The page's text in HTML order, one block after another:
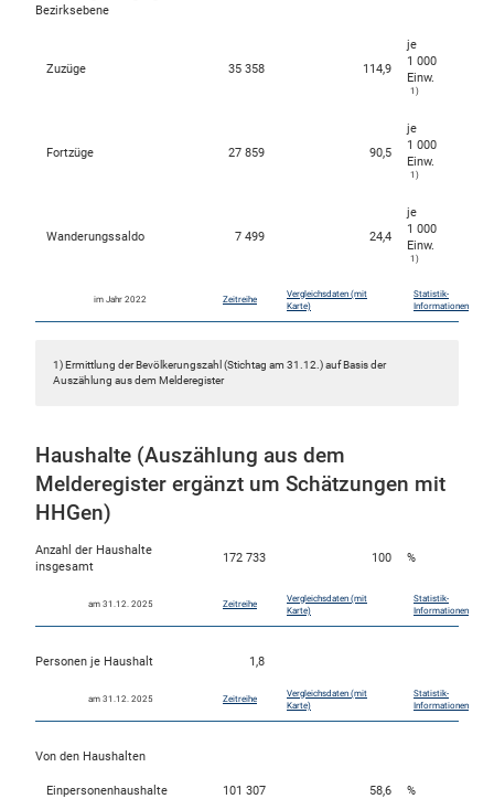
Bezirksebene
Zuzüge 35 358 114,9
je
1 000
Einw.
1)
Fortzüge 27 859 90,5
je
1 000
Einw.
1)
Wanderungssaldo 7 499 24,4
je
1 000
Einw.
1)
im Jahr 2022 Zeitreihe
Vergleichsdaten (mit
Karte)
Statistik-
Informationen
1) Ermittlung der Bevölkerungszahl (Stichtag am 31.12.) auf Basis der
Auszählung aus dem Melderegister
Haushalte (Auszählung aus dem
Melderegister ergänzt um Schätzungen mit
HHGen)
Anzahl der Haushalte
insgesamt
172 733 100 %
am 31.12. 2025 Zeitreihe
Vergleichsdaten (mit
Karte)
Statistik-
Informationen
Personen je Haushalt 1,8
am 31.12. 2025 Zeitreihe
Vergleichsdaten (mit
Karte)
Statistik-
Informationen
Von den Haushalten
Einpersonenhaushalte 101 307 58,6 %